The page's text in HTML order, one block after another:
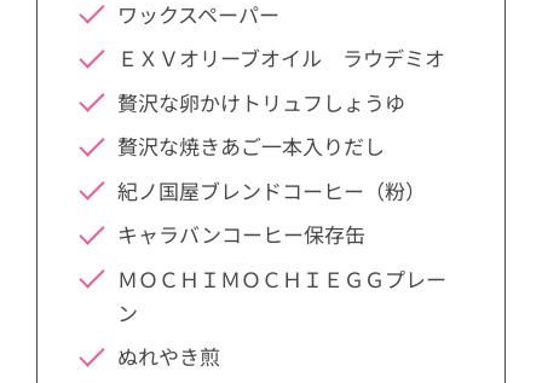
ワックスペーパー
ＥＸＶオリーブオイル ラウデミオ
贅沢な卵かけトリュフしょうゆ
贅沢な焼きあご一本入りだし
紀ノ国屋ブレンドコーヒー（粉）
キャラバンコーヒー保存缶
ＭＯＣＨＩＭＯＣＨＩＥＧＧプレー
ン
ぬれやき煎